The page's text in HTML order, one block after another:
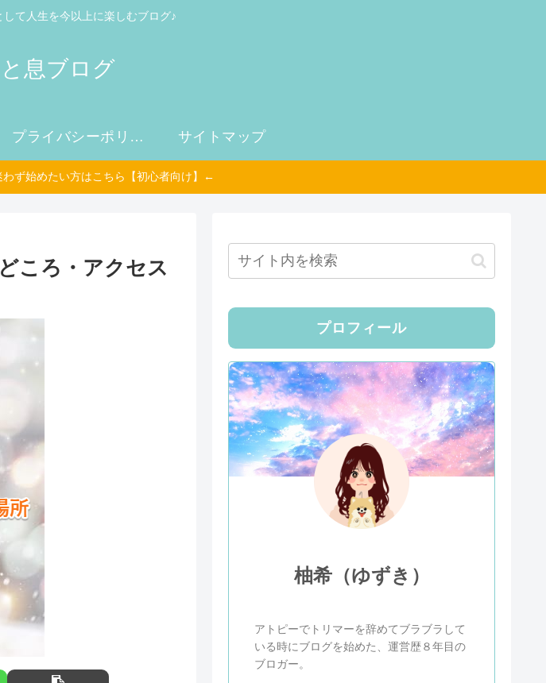
て人生を今以上に楽しむブログ♪
息ブログ
プライバシーポリシー サイトマップ
ず始めたい方はこちら【初心者向け】←
ころ・アクセス
プロフィール
柚希（ゆずき）
アトピーでトリマーを辞めてブラブラして
いる時にブログを始めた、運営歴８年目の
ブロガー。